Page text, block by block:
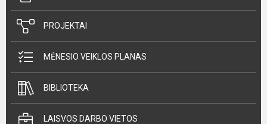
PROJEKTAI
MĖNESIO VEIKLOS PLANAS
BIBLIOTEKA
LAISVOS DARBO VIETOS